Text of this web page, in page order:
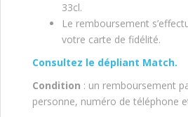
33cl.
Le remboursement
votre carte de fidélité.
Consultez le dépliant Match.
Condition : un remboursement
personne, numéro de téléphone